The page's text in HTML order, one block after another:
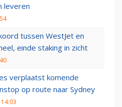
leveren
tussen WestJet en
einde staking in zicht
verplaatst komende
op route naar Sydney